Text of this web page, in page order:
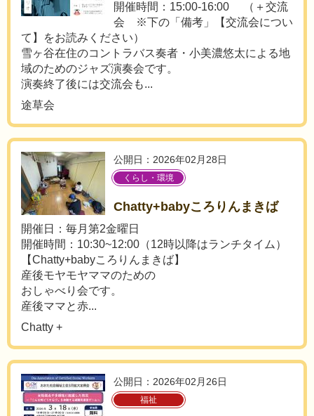
開催時間：15:00-16:00 （＋交流
会 ※下の「備考」【交流会につい
て】をお読みください）
雪ヶ谷在住のコントラバス奏者・小美濃悠太による地
域のためのジャズ演奏会です。
演奏終了後には交流会も...
途草会
公開日：2026年02月28日
くらし・環境
Chatty+babyころりんまきば
開催日：毎月第2金曜日
開催時間：10:30~12:00（12時以降はランチタイム）
【Chatty+babyころりんまきば】
産後モヤモヤママのための
おしゃべり会です。
産後ママと赤...
Chatty +
公開日：2026年02月26日
福祉